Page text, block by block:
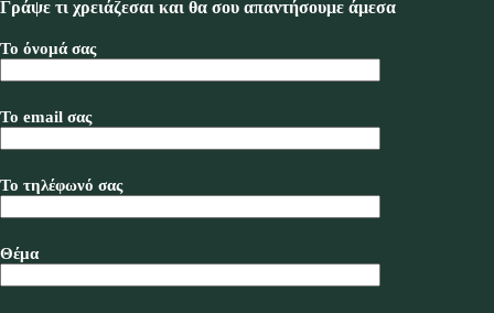
Γράψε τι χρειάζεσαι και θα σου απαντήσουμε άμεσα
Το όνομά σας
Το email σας
Το τηλέφωνό σας
Θέμα